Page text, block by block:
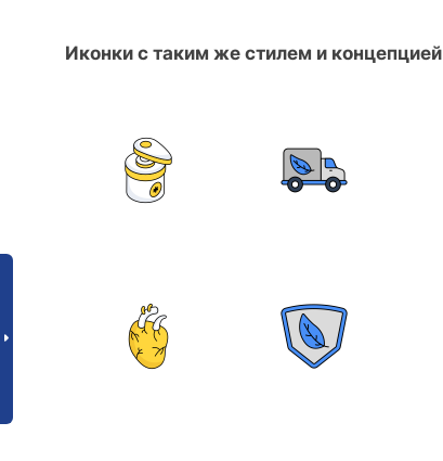
Иконки с таким же стилем и концепцией